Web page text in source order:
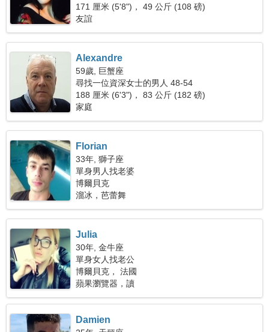
171 厘米 (5'8")， 49 公斤 (108 磅)
友誼
Alexandre
59歲, 巨蟹座
尋找一位資深女士的男人 48-54
188 厘米 (6'3")， 83 公斤 (182 磅)
家庭
Florian
33年, 獅子座
單身男人找老婆
博爾貝克
溜冰，芭蕾舞
Julia
30年, 金牛座
單身女人找老公
博爾貝克， 法國
蘋果瀏覽器，讀
Damien